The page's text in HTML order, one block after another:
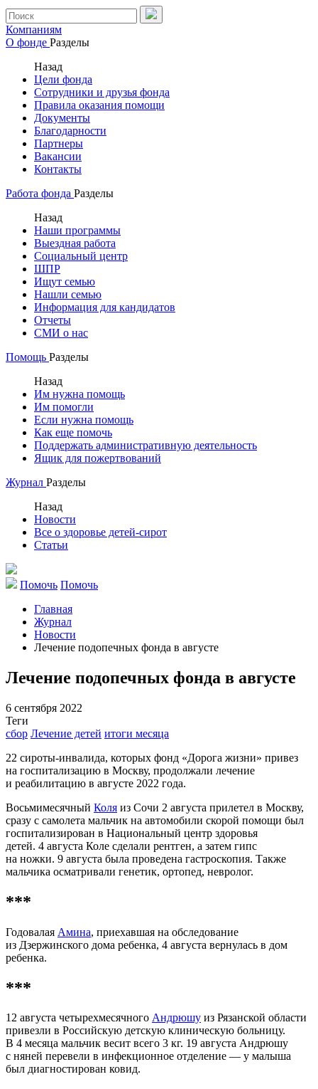
Компаниям
О фонде Разделы
Назад
Цели фонда
Сотрудники и друзья фонда
Правила оказания помощи
Документы
Благодарности
Партнеры
Вакансии
Контакты
Работа фонда Разделы
Назад
Наши программы
Выездная работа
Социальный центр
ШПР
Ищут семью
Нашли семью
Информация для кандидатов
Отчеты
СМИ о нас
Помощь Разделы
Назад
Им нужна помощь
Им помогли
Если нужна помощь
Как еще помочь
Поддержать административную деятельность
Ящик для пожертвований
Журнал Разделы
Назад
Новости
Все о здоровье детей-сирот
Статьи
Помочь Помочь
Главная
Журнал
Новости
Лечение подопечных фонда в августе
Лечение подопечных фонда в августе
6 сентября 2022
Теги
сбор Лечение детей итоги месяца
22 сироты-инвалида, которых фонд «Дорога жизни» привез
на госпитализацию в Москву, продолжали лечение
и реабилитацию в августе 2022 года.
Восьмимесячный Коля из Сочи 2 августа прилетел в Москву,
сразу с самолета мальчик на автомобили скорой помощи был
госпитализирован в Национальный центр здоровья
детей. 4 августа Коле сделали рентген, а затем гипс
на ножки. 9 августа была проведена гастроскопия. Также
мальчика осматривали генетик, ортопед, невролог.
***
Годовалая Амина, приехавшая на обследование
из Дзержинского дома ребенка, 4 августа вернулась в дом
ребенка.
***
12 августа четырехмесячного Андрюшу из Рязанской области
привезли в Российскую детскую клиническую больницу.
В 4 месяца мальчик весит всего 3 кг. 19 августа Андрюшу
с няней перевели в инфекционное отделение — у малыша
был диагностирован ковид.